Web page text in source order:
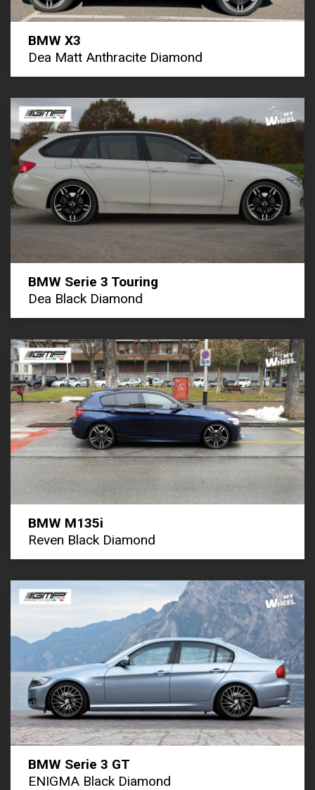
BMW X3
Dea Matt Anthracite Diamond
BMW Serie 3 Touring
Dea Black Diamond
BMW M135i
Reven Black Diamond
BMW Serie 3 GT
ENIGMA Black Diamond